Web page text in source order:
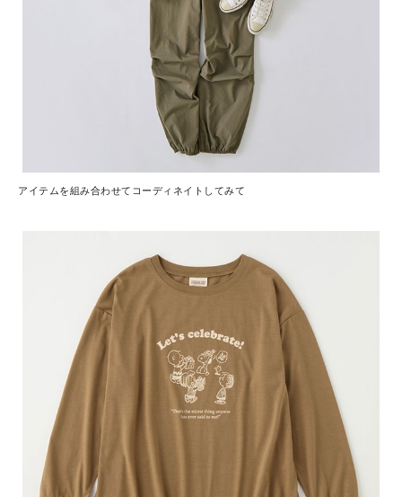
アイテムを組み合わせてコーディネイトしてみて